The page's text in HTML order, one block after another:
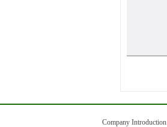
Company Introduction